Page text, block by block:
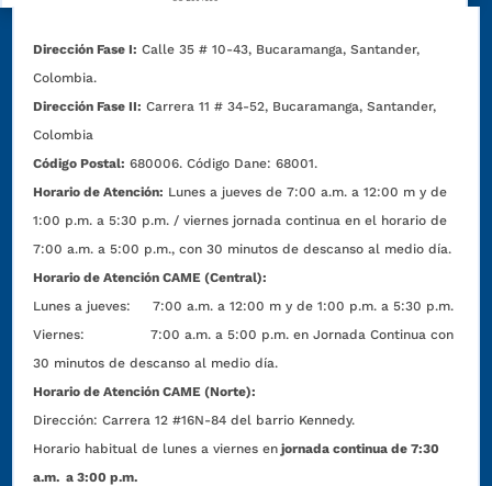
Dirección Fase I: Calle 35 # 10-43, Bucaramanga, Santander,
Colombia.
Dirección Fase II: Carrera 11 # 34-52, Bucaramanga, Santander,
Colombia
Código Postal: 680006. Código Dane: 68001.
Horario de Atención: Lunes a jueves de 7:00 a.m. a 12:00 m y de
1:00 p.m. a 5:30 p.m. / viernes jornada continua en el horario de
7:00 a.m. a 5:00 p.m., con 30 minutos de descanso al medio día.
Horario de Atención CAME (Central):
Lunes a jueves: 7:00 a.m. a 12:00 m y de 1:00 p.m. a 5:30 p.m.
Viernes: 7:00 a.m. a 5:00 p.m. en Jornada Continua con
30 minutos de descanso al medio día.
Horario de Atención CAME (Norte):
Dirección:Carrera 12 #16N-84 del barrio Kennedy.
Horario habitual de lunes a viernes en jornada continua de 7:30
a.m. a 3:00 p.m.